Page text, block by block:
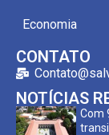
Economia
CONTATO
NOTÍCIAS
Com